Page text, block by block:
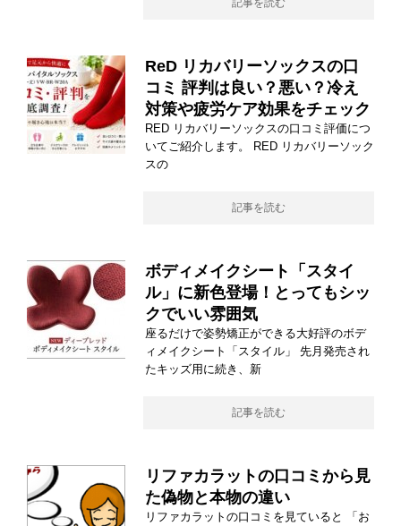
ReD リカバリーソックスの口
コミ 評判は良い？悪い？冷え
対策や疲労ケア効果をチェック
RED リカバリーソックスの口コミ評価につ
いてご紹介します。 RED リカバリーソック
スの
記事を読む
ボディメイクシート「スタイ
ル」に新色登場！とってもシッ
クでいい雰囲気
座るだけで姿勢矯正ができる大好評のボデ
ィメイクシート「スタイル」 先月発売され
たキッズ用に続き、新
記事を読む
リファカラットの口コミから見
た偽物と本物の違い
リファカラットの口コミを見ていると 「お